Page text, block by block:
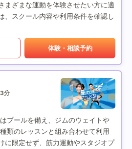
まざまな運動を体験させたい方に適
、スクール内容や利用条件を確認し
体験・相談予約
分
プールを備え、ジムのウェイトや
類のレッスンと組み合わせて利用
に限定せず、筋力運動やスタジオプ